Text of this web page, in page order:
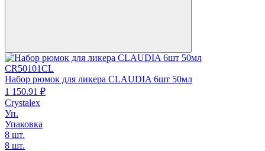
CR50101CL
Набор рюмок для ликера CLAUDIA 6шт 50мл
1 150.91 ₽
Crystalex
Уп.
Упаковка
8 шт.
8 шт.